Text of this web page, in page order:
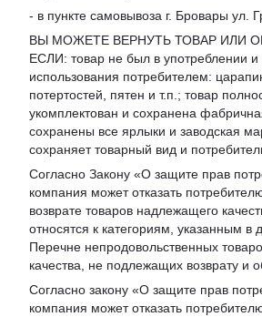
- в пункте самовывоза г. Бровары ул.
ВЫ МОЖЕТЕ ВЕРНУТЬ ТОВАР ИЛИ
ЕСЛИ: товар не был в употреблении
использования потребителем:
потертостей, пятен и т.п.; товар
укомплектован и сохранена
сохранены все ярлыки и заводская
сохраняет товарный вид и
Согласно Закону «О защите прав
компания может отказать
возврате товаров надлежащего
относятся к категориям, указанным в
Перечне непродовольственных
качества, не подлежащих возврату и
Согласно закону «О защите прав
компания может отказать